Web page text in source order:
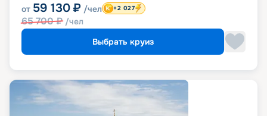
от 59 130 ₽ /чел
65 700₽ /чел
+2 027
Выбрать круиз